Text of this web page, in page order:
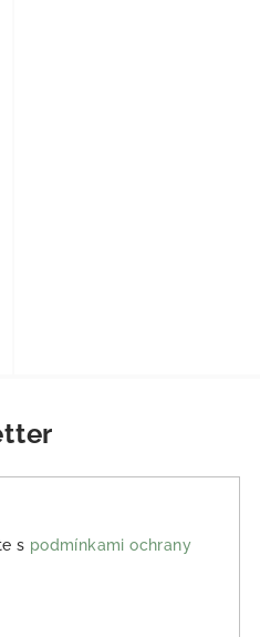
s podmínkami ochrany